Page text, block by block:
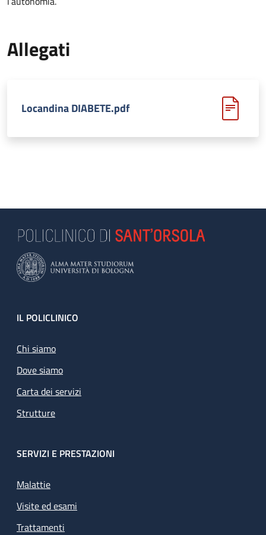
Allegati
Locandina DIABETE.pdf
Footer
IL POLICLINICO
Chi siamo
Dove siamo
Carta dei servizi
Strutture
SERVIZI E PRESTAZIONI
Malattie
Visite ed esami
Trattamenti